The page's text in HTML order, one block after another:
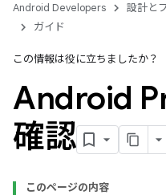
Android Developers 設計と
ガイド
この情報は役に立ちましたか？
Android
確認
このページの内容